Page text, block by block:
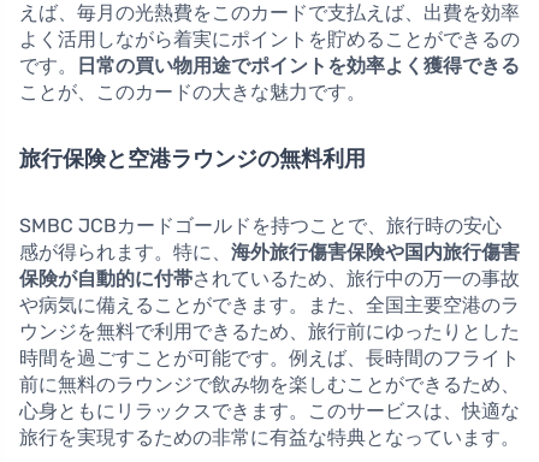
えば、毎月の光熱費をこのカードで支払えば、出費を効率
よく活用しながら着実にポイントを貯めることができるの
です。
日常の買い物用途でポイントを効率よく獲得できる
ことが、このカードの大きな魅力です。
旅行保険と空港ラウンジの無料利用
SMBC JCBカードゴールドを持つことで、旅行時の安心
感が得られます。特に、 海外旅行傷害保険や国内旅行傷害
保険が自動的に付帯されているため、旅行中の万一の事故
や病気に備えることができます。また、全国主要空港のラ
ウンジを無料で利用できるため、旅行前にゆったりとした
時間を過ごすことが可能です。例えば、長時間のフライト
前に無料のラウンジで飲み物を楽しむことができるため、
心身ともにリラックスできます。このサービスは、快適な
旅行を実現するための非常に有益な特典となっています。